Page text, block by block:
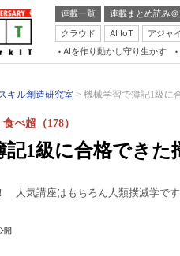
連載一覧 連載まとめ読み
クラウド
AI IoT アジャ
AIを作り動かし守り生かす
キル創造研究室 機械学習で簿記1級に
記1級に合格できた
べ超（178）
人気講座はもちろん人類撲滅学で
開